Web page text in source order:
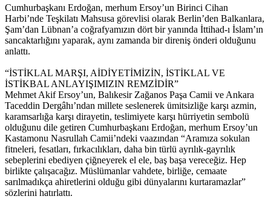
Cumhurbaşkanı Erdoğan, merhum Ersoy’un Birinci Cihan
Harbi’nde Teşkilatı Mahsusa görevlisi olarak Berlin’den Balkanlara,
Şam’dan Lübnan’a coğrafyamızın dört bir yanında İttihad-ı İslam’ın
sancaktarlığını yaparak, aynı zamanda bir direniş önderi olduğunu
anlattı.
“İSTİKLAL MARŞI, AİDİYETİMİZİN, İSTİKLAL VE
İSTİKBAL ANLAYIŞIMIZIN REMZİDİR”
Mehmet Akif Ersoy’un, Balıkesir Zağanos Paşa Camii ve Ankara
Taceddin Dergâhı’ndan millete seslenerek ümitsizliğe karşı azmin,
karamsarlığa karşı dirayetin, teslimiyete karşı hürriyetin sembolü
olduğunu dile getiren Cumhurbaşkanı Erdoğan, merhum Ersoy’un
Kastamonu Nasrullah Camii’ndeki vaazından “Aramıza sokulan
fitneleri, fesatları, fırkacılıkları, daha bin türlü ayrılık-gayrılık
sebeplerini ebediyen çiğneyerek el ele, baş başa vereceğiz. Hep
birlikte çalışacağız. Müslümanlar vahdete, birliğe, cemaate
sarılmadıkça ahiretlerini olduğu gibi dünyalarını kurtaramazlar”
sözlerini hatırlattı.